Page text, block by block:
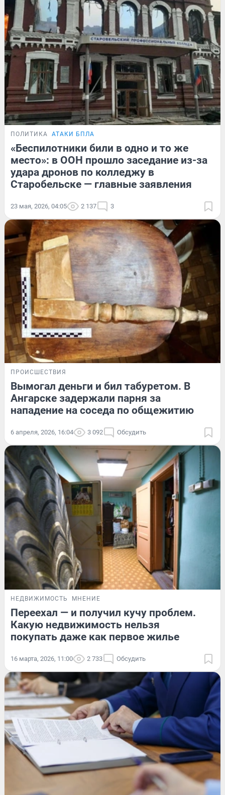
ПОЛИТИКА АТАКИ БПЛА
«Беспилотники били в одно и то же
место»: в ООН прошло заседание из-за
удара дронов по колледжу в
Старобельске — главные заявления
23 мая, 2026, 04:05 2 137 3
ПРОИСШЕСТВИЯ
Вымогал деньги и бил табуретом. В
Ангарске задержали парня за
нападение на соседа по общежитию
6 апреля, 2026, 16:04 3 092 Обсудить
НЕДВИЖИМОСТЬ МНЕНИЕ
Переехал — и получил кучу проблем.
Какую недвижимость нельзя
покупать даже как первое жилье
16 марта, 2026, 11:00 2 733 Обсудить